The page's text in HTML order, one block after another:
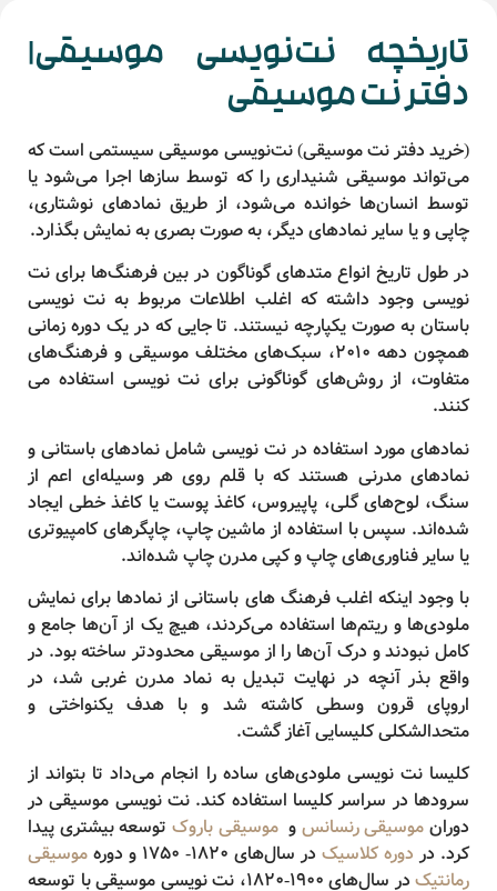
تاریخچه نت‌نویسی موسیقی|
دفتر نت موسیقی
(خرید دفتر نت موسیقی) نت‌نویسی موسیقی سیستمی است که
می‌تواند موسیقی شنیداری را که توسط سازها اجرا می‌شود یا
توسط انسان‌ها خوانده می‌شود، از طریق نمادهای نوشتاری،
چاپی و یا سایر نمادهای دیگر، به صورت بصری به نمایش بگذارد.
در طول تاریخ انواع متدهای گوناگون در بین فرهنگ‌ها برای نت
نویسی وجود داشته که اغلب اطلاعات مربوط به نت نویسی
باستان به صورت یکپارچه نیستند. تا جایی که در یک دوره زمانی
همچون دهه 2010، سبک‌های مختلف موسیقی و فرهنگ‌های
متفاوت، از روش‌های گوناگونی برای نت نویسی استفاده می
کنند.
نمادهای مورد استفاده در نت نویسی شامل نمادهای باستانی و
نمادهای مدرنی هستند که با قلم روی هر وسیله‌ای اعم از
سنگ، لوح‌های گلی، پاپیروس، کاغذ پوست یا کاغذ خطی ایجاد
شده‌اند. سپس با استفاده از ماشین چاپ، چاپگرهای کامپیوتری
یا سایر فناوری‌های چاپ و کپی مدرن چاپ شده‌اند.
با وجود اینکه اغلب فرهنگ های باستانی از نمادها برای نمایش
ملودی‌ها و ریتم‌ها استفاده می‌کردند، هیچ یک از آن‌ها جامع و
کامل نبودند و درک آن‌ها را از موسیقی محدودتر ساخته بود. در
واقع بذر آنچه در نهایت تبدیل به نماد مدرن غربی شد، در
اروپای قرون وسطی کاشته شد و با هدف یکنواختی و
متحدالشکلی کلیسایی آغاز گشت.
کلیسا نت نویسی ملودی‌های ساده را انجام می‌داد تا بتواند از
سرودها در سراسر کلیسا استفاده کند. نت نویسی موسیقی در
دوران موسیقی رنسانس وموسیقی باروک توسعه بیشتری پیدا
کرد. در دوره کلاسیک در سال‌های 1820- 1750 و دوره
موسیقی
رمانتیک
در سال‌های 1900-1820، نت نویسی موسیقی با توسعه